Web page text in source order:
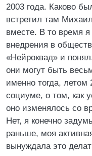
2003 года. Каково
встретил там
вместе. В то время
внедрения в
«Нейроквад» и
они могут быть
именно тогда, летом
социуме, о том, как
оно изменялось со
Нет, я конечно
раньше, моя
вынуждала это